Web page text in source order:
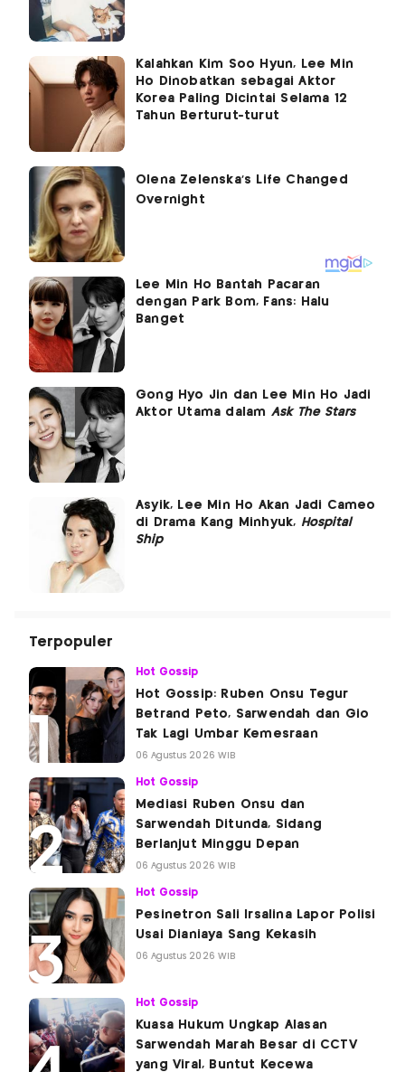
Kalahkan Kim Soo Hyun, Lee Min
Ho Dinobatkan sebagai Aktor
Korea Paling Dicintai Selama 12
Tahun Berturut-turut
Lee Min Ho Bantah Pacaran
dengan Park Bom, Fans: Halu
Banget
Gong Hyo Jin dan Lee Min Ho Jadi
Aktor Utama dalam Ask The Stars
Asyik, Lee Min Ho Akan Jadi Cameo
di Drama Kang Minhyuk, Hospital
Ship
Terpopuler
Hot Gossip
Hot Gossip: Ruben Onsu Tegur
Betrand Peto, Sarwendah dan Gio
Tak Lagi Umbar Kemesraan
06 Agustus 2026 WIB
Hot Gossip
Mediasi Ruben Onsu dan
Sarwendah Ditunda, Sidang
Berlanjut Minggu Depan
06 Agustus 2026 WIB
Hot Gossip
Pesinetron Sali Irsalina Lapor Polisi
Usai Dianiaya Sang Kekasih
06 Agustus 2026 WIB
Hot Gossip
Kuasa Hukum Ungkap Alasan
Sarwendah Marah Besar di CCTV
yang Viral, Buntut Kecewa